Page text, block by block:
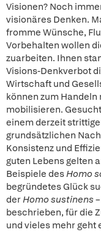
Visionen? Noch
visionäres Denken.
fromme Wünsche,
Vorbehalten wollen
zuarbeiten. Ihnen
Visions-Denkverbot
Wirtschaft und
können zum
mobilisieren.
einem derzeit
grundsätzlichen
Konsistenz und
guten Lebens gelten
Beispiele desHomo
begründetes Glück
derHomo sustinens
beschrieben, für die
und vieles mehr geht